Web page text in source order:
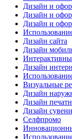
Дизайн и
Дизайн и
Дизайн и
Дизайн сайта
Дизайн
Дизайн
Визуальные
Дизайн
Дизайн
Дизайн
Селфпромо